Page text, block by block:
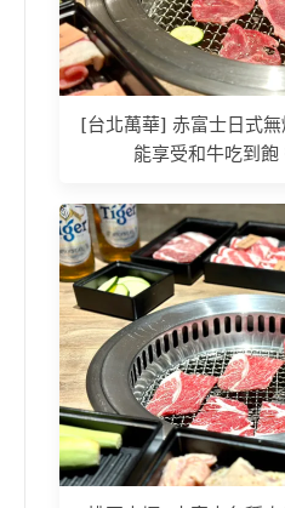
[台北萬華] 赤富士日式
能享受和牛吃到